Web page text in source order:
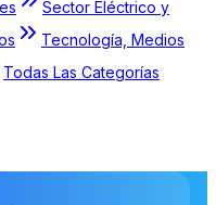
Sector Eléctrico y
Tecnología, Medios
Todas Las Categorías